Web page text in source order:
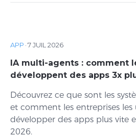
APP ·7 JUIL 2026
IA multi-agents : comment
développent des apps 3x
Découvrez ce que sont les
et comment les entreprises
développer des apps plus vite
2026.